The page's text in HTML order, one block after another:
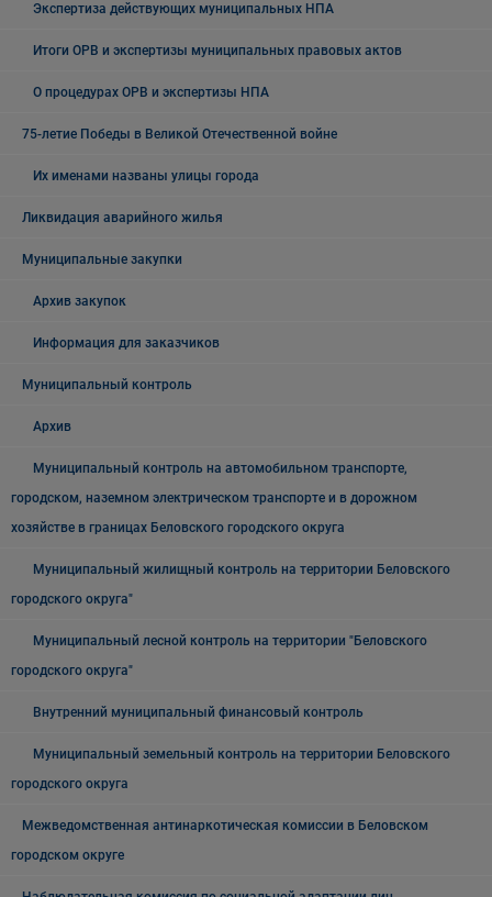
Экспертиза действующих муниципальных НПА
Итоги ОРВ и экспертизы муниципальных правовых актов
О процедурах ОРВ и экспертизы НПА
75-летие Победы в Великой Отечественной войне
Их именами названы улицы города
Ликвидация аварийного жилья
Муниципальные закупки
Архив закупок
Информация для заказчиков
Муниципальный контроль
Архив
Муниципальный контроль на автомобильном транспорте,
городском, наземном электрическом транспорте и в дорожном
хозяйстве в границах Беловского городского округа
Муниципальный жилищный контроль на территории Беловского
городского округа"
Муниципальный лесной контроль на территории "Беловского
городского округа"
Внутренний муниципальный финансовый контроль
Муниципальный земельный контроль на территории Беловского
городского округа
Межведомственная антинаркотическая комиссии в Беловском
городском округе